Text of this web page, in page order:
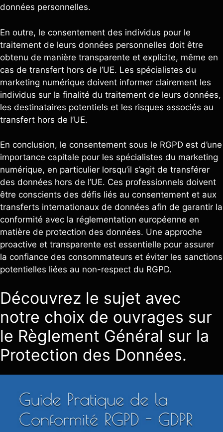
données personnelles.
En outre, le consentement des individus pour le
traitement de leurs données personnelles doit être
obtenu de manière transparente et explicite, même en
cas de transfert hors de l’UE. Les spécialistes du
marketing numérique doivent informer clairement les
individus sur la finalité du traitement de leurs données,
les destinataires potentiels et les risques associés au
transfert hors de l’UE.
En conclusion, le consentement sous le RGPD est d’une
importance capitale pour les spécialistes du marketing
numérique, en particulier lorsqu’il s’agit de transférer
des données hors de l’UE. Ces professionnels doivent
être conscients des défis liés au consentement et aux
transferts internationaux de données afin de garantir la
conformité avec la réglementation européenne en
matière de protection des données. Une approche
proactive et transparente est essentielle pour assurer
la confiance des consommateurs et éviter les sanctions
potentielles liées au non-respect du RGPD.
Découvrez le sujet avec
notre choix de ouvrages sur
le Règlement Général sur la
Protection des Données.